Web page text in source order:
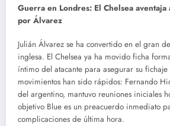
Guerra en Londres: El Chelsea
por Álvarez
Julián Álvarez se ha convertido en el gran
inglesa. El Chelsea ya ha movido ficha
íntimo del atacante para asegurar su fichaje
movimientos han sido rápidos: Fernando
del argentino, mantuvo reuniones iniciales
objetivo Blue es un preacuerdo inmediato
complicaciones de última hora.